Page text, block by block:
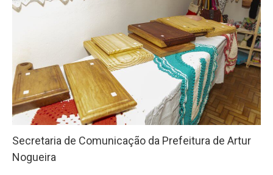
Secretaria de Comunicação da Prefeitura de Artur
Nogueira